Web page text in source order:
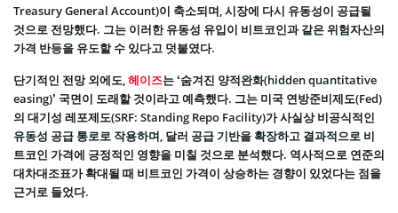
Treasury General Account)이 축소되며, 시장에 다시 유동성이 공급될
것으로 전망했다. 그는 이러한 유동성 유입이 비트코인과 같은 위험자산의
가격 반등을 유도할 수 있다고 덧붙였다.
단기적인 전망 외에도,헤이즈는 ‘숨겨진 양적완화(hidden quantitative
easing)’ 국면이 도래할 것이라고 예측했다. 그는 미국 연방준비제도(Fed)
의 대기성 레포제도(SRF: Standing Repo Facility)가 사실상 비공식적인
유동성 공급 통로로 작용하며, 달러 공급 기반을 확장하고 결과적으로 비
트코인 가격에 긍정적인 영향을 미칠 것으로 분석했다. 역사적으로 연준의
대차대조표가 확대될 때 비트코인 가격이 상승하는 경향이 있었다는 점을
근거로 들었다.